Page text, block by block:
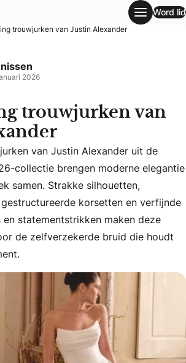
van Justin Alexander
Word lid
trouwjurken van Justin Alexander
2026
trouwjurken van
van Justin Alexander uit de
van Justin Alexander uit de
collectie brengen moderne elegantie
samen. Strakke silhouetten,
korsetten en verfijnde
statementstrikken maken deze
de zelfverzekerde bruid die houdt